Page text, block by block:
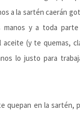
a la sartén caerán
manos y a toda
aceite (y te quemas,
lo justo para
quepan en la sartén,